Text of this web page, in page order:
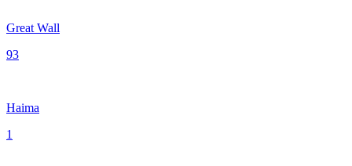
Great Wall
93
Haima
1